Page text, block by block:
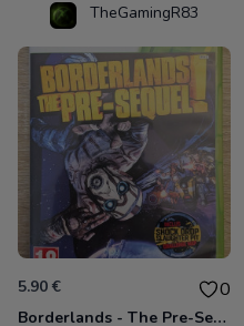
TheGamingR83
5.90 € 0
Borderlands - The Pre-Sequel ! Xbox 360